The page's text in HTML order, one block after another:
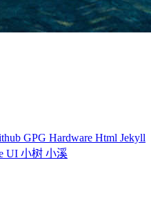
GPG Hardware Html Jekyll
UI 小树 小溪